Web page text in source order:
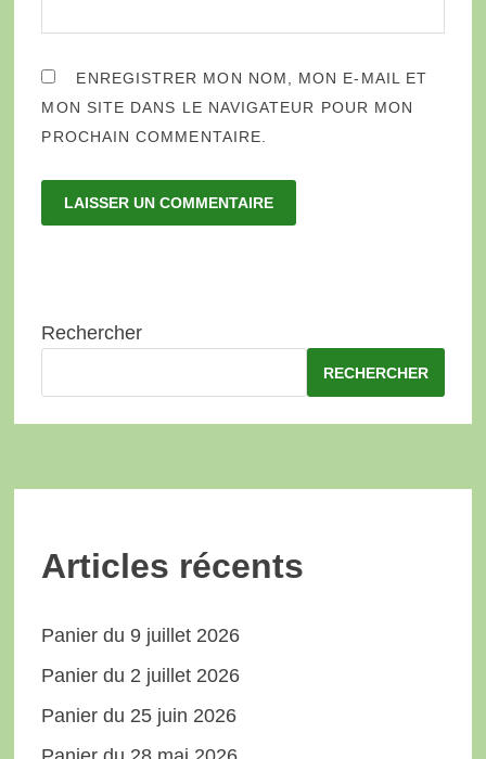
ENREGISTRER MON NOM, MON E-MAIL ET
MON SITE DANS LE NAVIGATEUR POUR MON
PROCHAIN COMMENTAIRE.
Rechercher
RECHERCHER
Articles récents
Panier du 9 juillet 2026
Panier du 2 juillet 2026
Panier du 25 juin 2026